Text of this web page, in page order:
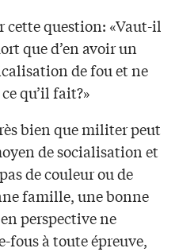
cette question: «Vaut-il
que d’en avoir un
de fou et ne
qu’il fait?»
bien que militer peut
de socialisation et
de couleur ou de
famille, une bonne
perspective ne
fous à toute épreuve,